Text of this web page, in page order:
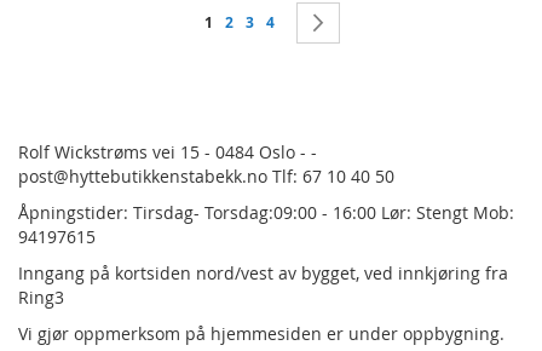
Side
You're currently reading page
1 Side
2 Side
3 Side
4
Rolf Wickstrøms vei 15 - 0484 Oslo - -
post@hyttebutikkenstabekk.no Tlf: 67 10 40 50
Åpningstider: Tirsdag- Torsdag:09:00 - 16:00 Lør: Stengt Mob:
94197615
Inngang på kortsiden nord/vest av bygget, ved innkjøring fra
Ring3
Vi gjør oppmerksom på hjemmesiden er under oppbygning.